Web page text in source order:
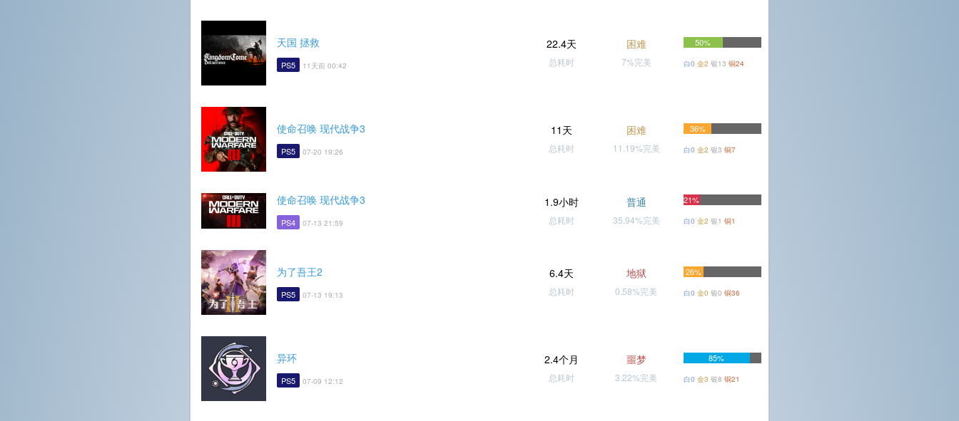
天国 拯救
PS5 11天前 00:42
22.4天
总耗时
困难
7%完美
50%
白0 金2 银13 铜24
使命召唤 现代战争3
PS5 07-20 19:26
11天
总耗时
困难
11.19%完美
36%
白0 金2 银3 铜7
使命召唤 现代战争3
PS4 07-13 21:59
1.9小时
总耗时
普通
35.94%完美
21%
白0 金2 银1 铜1
为了吾王2
PS5 07-13 19:13
6.4天
总耗时
地狱
0.58%完美
26%
白0 金0 银0 铜36
异环
PS5 07-09 12:12
2.4个月
总耗时
噩梦
3.22%完美
85%
白0 金3 银8 铜21